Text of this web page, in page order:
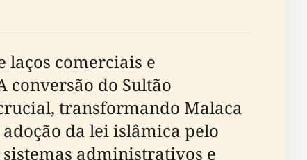
laços comerciais e
conversão do Sultão
transformando Malaca
da lei islâmica pelo
administrativos e